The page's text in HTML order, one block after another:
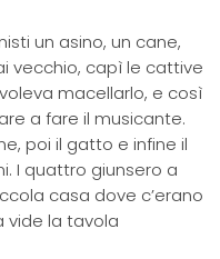
un asino, un cane,
vecchio, capì le cattive
macellarlo, e così
a fare il musicante.
poi il gatto e infine il
I quattro giunsero a
casa dove c’erano
vide la tavola